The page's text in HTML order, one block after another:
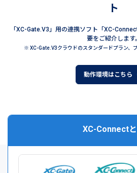
ト
「XC-Gate.V3」用の連携ソフト「XC-
要をご紹介します。
※ XC-Gate.V3クラウドのスタンダードプラン、
動作環境はこちら
XC-Connect